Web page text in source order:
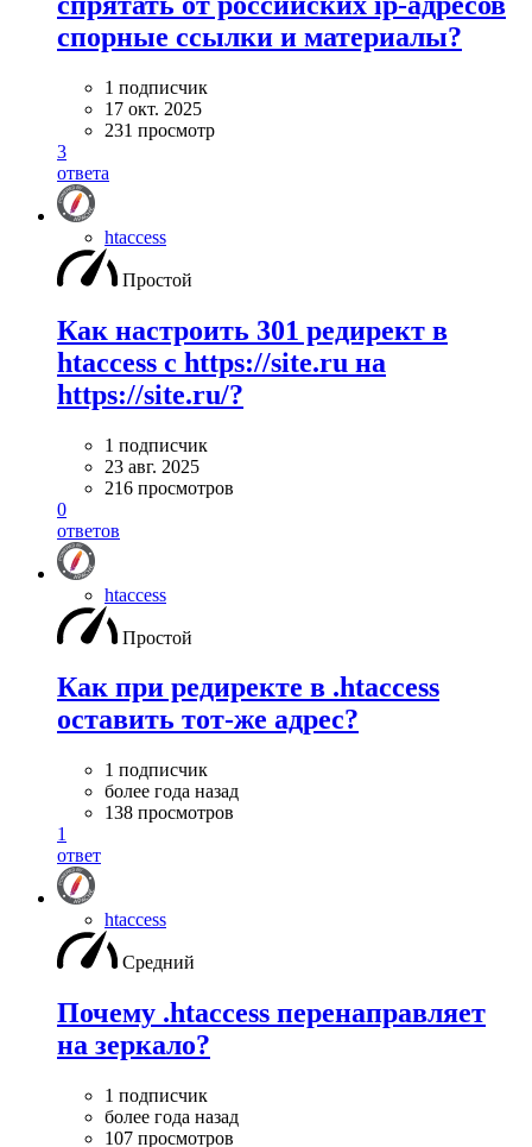
спорные ссылки и материалы?
1 подписчик
17 окт. 2025
231 просмотр
3
ответа
htaccess
Простой
Как настроить 301 редирект в
htaccess с https://site.ru на
https://site.ru/?
1 подписчик
23 авг. 2025
216 просмотров
0
ответов
htaccess
Простой
Как при редиректе в .htaccess
оставить тот-же адрес?
1 подписчик
более года назад
138 просмотров
1
ответ
htaccess
Средний
Почему .htaccess перенаправляет
на зеркало?
1 подписчик
более года назад
107 просмотров